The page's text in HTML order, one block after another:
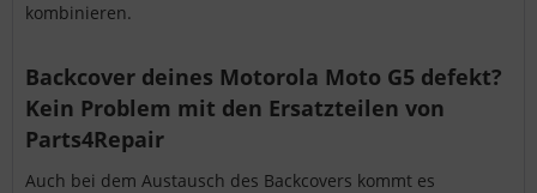
kombinieren.
Backcover deines Motorola Moto G5 defekt?
Kein Problem mit den Ersatzteilen von
Parts4Repair
Auch bei dem Austausch des Backcovers kommt es